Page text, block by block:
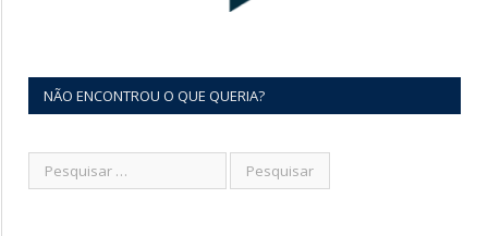
NÃO ENCONTROU O QUE QUERIA?